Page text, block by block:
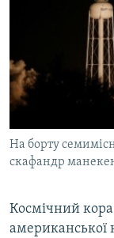
СПЕЦПРОЕКТИ
ВІДЕОУРОКИ
СВІДЧЕННЯ
ІНФОГРАФІКА
ЯК ОБІЙТИ
Русский
Qırımtatar
ДОЛУЧАЙСЯ!
Усі сайти
На борту
скафандр
Космічний
американської